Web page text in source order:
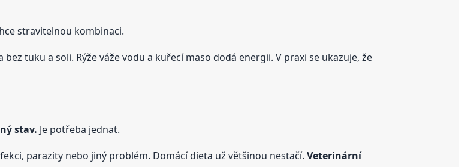
stravitelnou kombinaci.
tuku a soli. Rýže váže vodu a kuřecí maso dodá energii. V praxi se ukazuje, že
stav. Je potřeba jednat.
parazity nebo jiný problém. Domácí dieta už většinou nestačí. Veterinární